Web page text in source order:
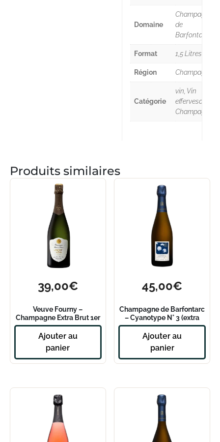
Domaine
Champagne
de
Barfontarc
Format 1,5 Litres
Région Champagne
Catégorie
vin, Vin
effervescent,
Champagne
Produits similaires
39,00€
Veuve Fourny –
Champagne Extra Brut 1er
cru – Blanc de Blancs
Ajouter au
panier
45,00€
Champagne de Barfontarc
– Cyanotype N° 3 (extra
dry)
Ajouter au
panier